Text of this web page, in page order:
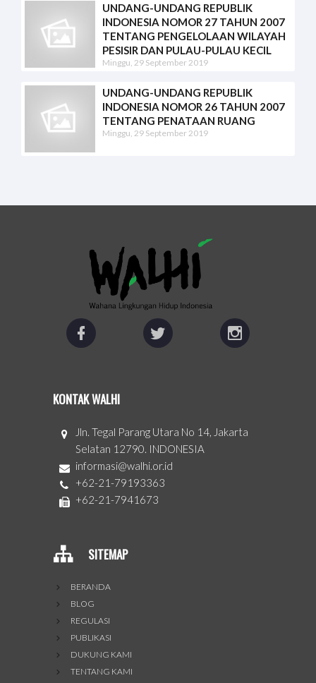
UNDANG-UNDANG REPUBLIK
INDONESIA NOMOR 27 TAHUN 2007
TENTANG PENGELOLAAN WILAYAH
PESISIR DAN PULAU-PULAU KECIL
Minggu, 29 September 2019
UNDANG-UNDANG REPUBLIK
INDONESIA NOMOR 26 TAHUN 2007
TENTANG PENATAAN RUANG
Minggu, 29 September 2019
KONTAK WALHI
Jln. Tegal Parang Utara No 14, Jakarta
Selatan 12790. INDONESIA
informasi@walhi.or.id
+62-21-79193363
+62-21-7941673
SITEMAP
BERANDA
BLOG
REGULASI
PUBLIKASI
DUKUNG KAMI
TENTANG KAMI